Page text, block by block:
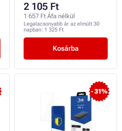
2 105 Ft
1 657 Ft Áfa nélkül
Legalacsonyabb ár az elmúlt 30
napban: 1 325 Ft
Kosárba
- 31%